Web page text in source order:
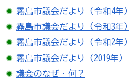
霧島市議会だより（令和4年）
霧島市議会だより（令和3年）
霧島市議会だより（令和2年）
霧島市議会だより（2019年）
議会のなぜ・何？